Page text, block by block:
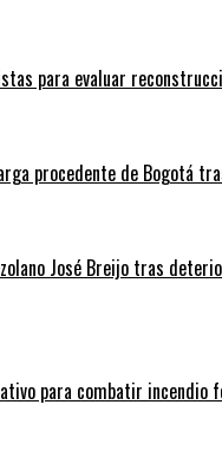
para evaluar
procedente de Bogotá
José Breijo tras
para combatir incendio